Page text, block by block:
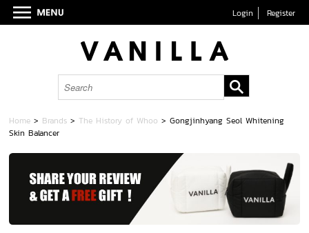
Login Register
Home > Brands >The History of Whoo >Gongjinhyang Seol Whitening
Skin Balancer